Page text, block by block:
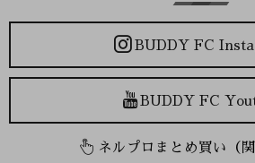
BUDDY FC
BUDDY FC
ネルプロまとめ買い（